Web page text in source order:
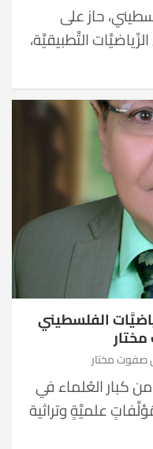
حاز على
التَّطبيقيَّة،
الفلسطيني
صفوت مختار
كبار العُلماء في
علميَّةٍ وتراثية